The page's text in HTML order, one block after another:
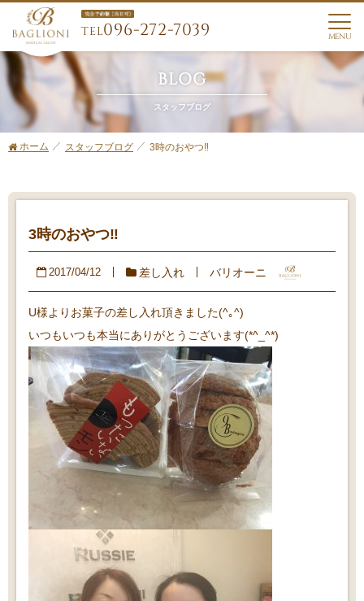
TEL096-272-7039 MENU
BLOG
スタッフブログ
ホーム スタッフブログ 3時のおやつ‼︎
3時のおやつ‼︎
2017/04/12 差し入れ バリオーニ
U様よりお菓子の差し入れ頂きました(^｡^)
いつもいつも本当にありがとうございます(*^_^*)